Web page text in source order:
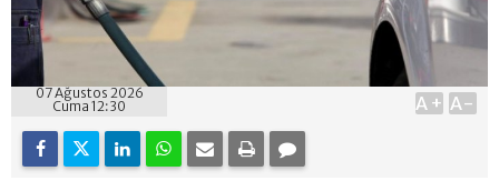
07 Ağustos 2026
Cuma 12:30
A+ A-